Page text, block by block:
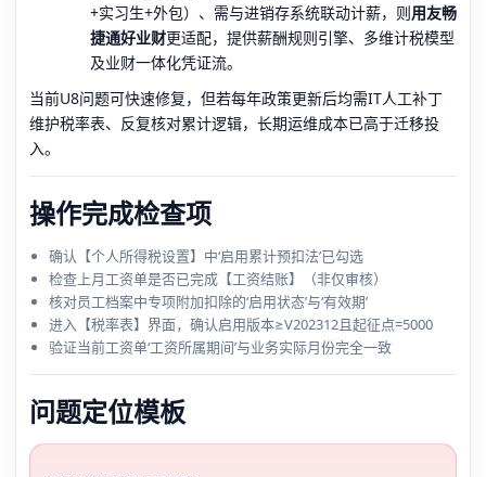
+实习生+外包）、需与进销存系统联动计薪，则用友畅
捷通好业财更适配，提供薪酬规则引擎、多维计税模型
及业财一体化凭证流。
当前U8问题可快速修复，但若每年政策更新后均需IT人工补丁
维护税率表、反复核对累计逻辑，长期运维成本已高于迁移投
入。
操作完成检查项
确认【个人所得税设置】中‘启用累计预扣法’已勾选
检查上月工资单是否已完成【工资结账】（非仅审核）
核对员工档案中专项附加扣除的‘启用状态’与‘有效期’
进入【税率表】界面，确认启用版本≥V202312且起征点=5000
验证当前工资单‘工资所属期间’与业务实际月份完全一致
问题定位模板